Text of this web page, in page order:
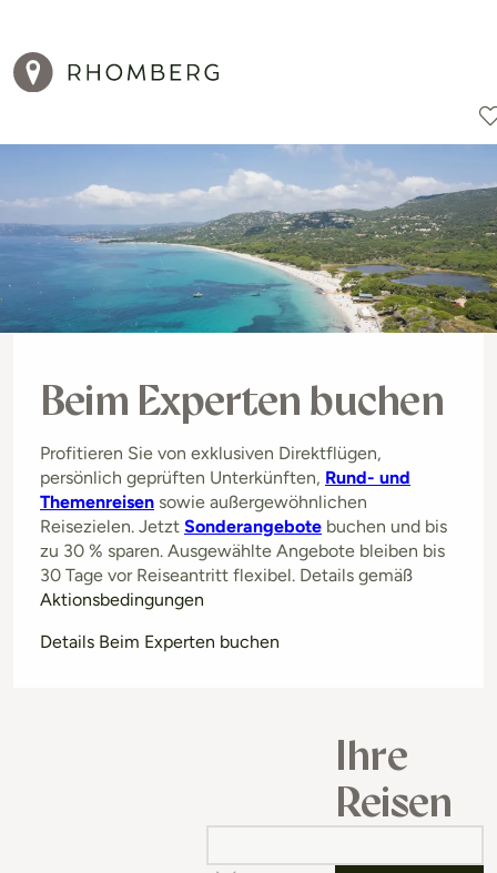
Reiseziele Reisearten Aktionen
Beim Experten buchen
Profitieren Sie von exklusiven Direktflügen,
persönlich geprüften Unterkünften, Rund- und
Themenreisen sowie außergewöhnlichen
Reisezielen. Jetzt Sonderangebote buchen und bis
zu 30 % sparen. Ausgewählte Angebote bleiben bis
30 Tage vor Reiseantritt flexibel. Details gemäß
Aktionsbedingungen
Details Beim Experten buchen
Ihre
Reisen